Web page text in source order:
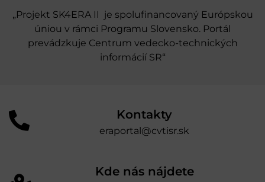
„Projekt SK4ERA II je spolufinancovaný Európskou
úniou v rámci Programu Slovensko. Portál
prevádzkuje Centrum vedecko-technických
informácií SR“
Kontakty
eraportal@cvtisr.sk
Kde nás nájdete